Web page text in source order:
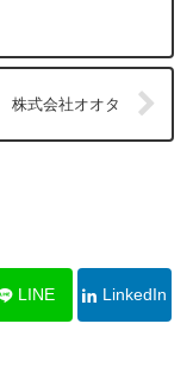
株式会社オオタ
LINE LinkedIn